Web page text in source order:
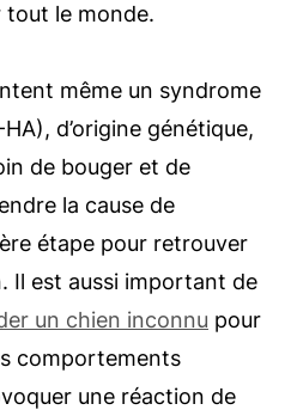
tout le monde.
même un syndrome
d’origine génétique,
de bouger et de
la cause de
étape pour retrouver
Il est aussi important de
un chien inconnu pour
comportements
une réaction de